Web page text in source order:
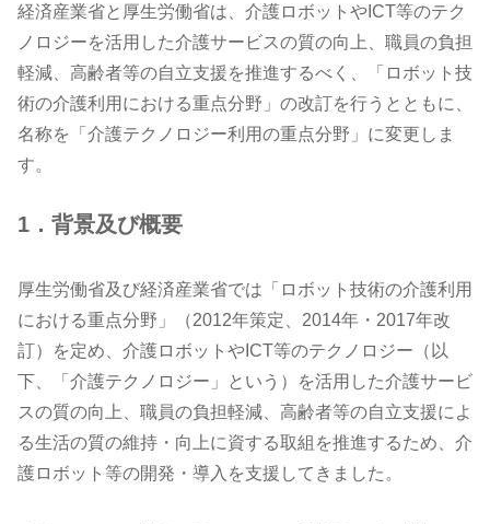
経済産業省と厚生労働省は、介護ロボットやICT等のテク
ノロジーを活用した介護サービスの質の向上、職員の負担
軽減、高齢者等の自立支援を推進するべく、「ロボット技
術の介護利用における重点分野」の改訂を行うとともに、
名称を「介護テクノロジー利用の重点分野」に変更しま
す。
1．背景及び概要
厚生労働省及び経済産業省では「ロボット技術の介護利用
における重点分野」（2012年策定、2014年・2017年改
訂）を定め、介護ロボットやICT等のテクノロジー（以
下、「介護テクノロジー」という）を活用した介護サービ
スの質の向上、職員の負担軽減、高齢者等の自立支援によ
る生活の質の維持・向上に資する取組を推進するため、介
護ロボット等の開発・導入を支援してきました。